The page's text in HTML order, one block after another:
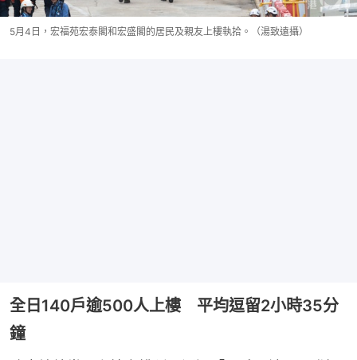
5月4日，宏福苑宏泰閣和宏盛閣的居民及親友上樓執拾。（湯致遠攝）
全日140戶逾500人上樓 平均逗留2小時35分
鐘